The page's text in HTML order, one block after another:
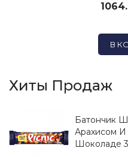
В
Хиты Продаж
Батончик
Арахисом
Шоколаде